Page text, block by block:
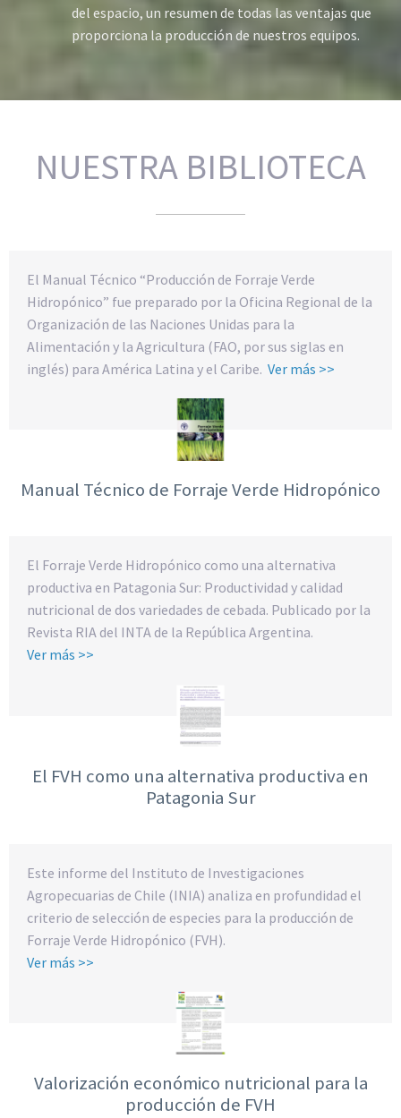
del espacio, un resumen de todas las ventajas que
proporciona la producción de nuestros equipos.
NUESTRA BIBLIOTECA
El Manual Técnico “Producción de Forraje Verde
Hidropónico” fue preparado por la Oficina Regional de la
Organización de las Naciones Unidas para la
Alimentación y la Agricultura (FAO, por sus siglas en
inglés) para América Latina y el Caribe. Ver más >>
Manual Técnico de Forraje Verde Hidropónico
El Forraje Verde Hidropónico como una alternativa
productiva en Patagonia Sur: Productividad y calidad
nutricional de dos variedades de cebada. Publicado por la
Revista RIA del INTA de la República Argentina.
Ver más >>
El FVH como una alternativa productiva en
Patagonia Sur
Este informe del Instituto de Investigaciones
Agropecuarias de Chile (INIA) analiza en profundidad el
criterio de selección de especies para la producción de
Forraje Verde Hidropónico (FVH).
Ver más >>
Valorización económico nutricional para la
producción de FVH